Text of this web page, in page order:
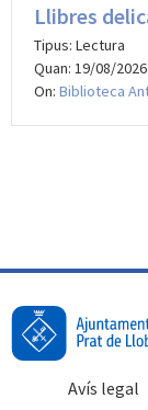
Llibres
Tipus: Lectura
Quan: 19/08/
On: Biblioteca
Avís legal